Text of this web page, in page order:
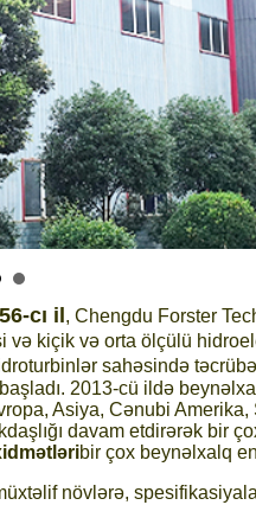
cı il, Chengdu Forster
və kiçik və orta ölçülü
sahəsində
2013-cü ildə
Asiya, Cənubi
davam etdirərək bir
bir çox beynəlxalq
növlərə,